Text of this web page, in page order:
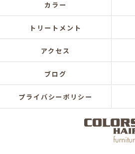
カラー
トリートメント
アクセス
ブログ
プライバシーポリシー